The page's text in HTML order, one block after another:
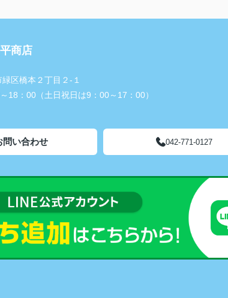
商店
区橋本２丁目２-１
18：00（土日祝日は9：00～17：00）
問い合わせ 042-771-0127